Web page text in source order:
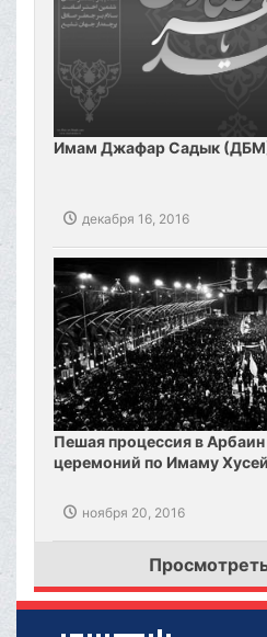
Имам Джафар Садык (ДБМ)
декабря 16, 2016
Пешая процессия в
церемоний по Имаму
ноября 20, 2016